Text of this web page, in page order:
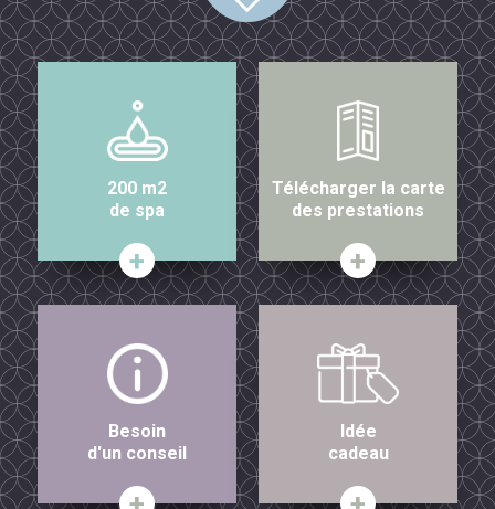
200 m2
de spa
Télécharger la carte
des prestations
Besoin
d'un conseil
Idée
cadeau